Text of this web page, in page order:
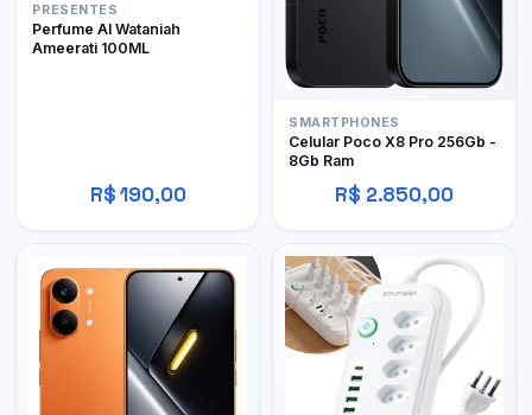
PRESENTES
Perfume Al Wataniah
Ameerati 100ML
R$ 190,00
SMARTPHONES
Celular Poco X8 Pro 256Gb -
8Gb Ram
R$ 2.850,00